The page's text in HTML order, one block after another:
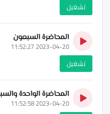
تشغيل
المحاضرة السبعون
2023-04-20 11:52:27
تشغيل
المحاضرة الواحدة
2023-04-20 11:52:58